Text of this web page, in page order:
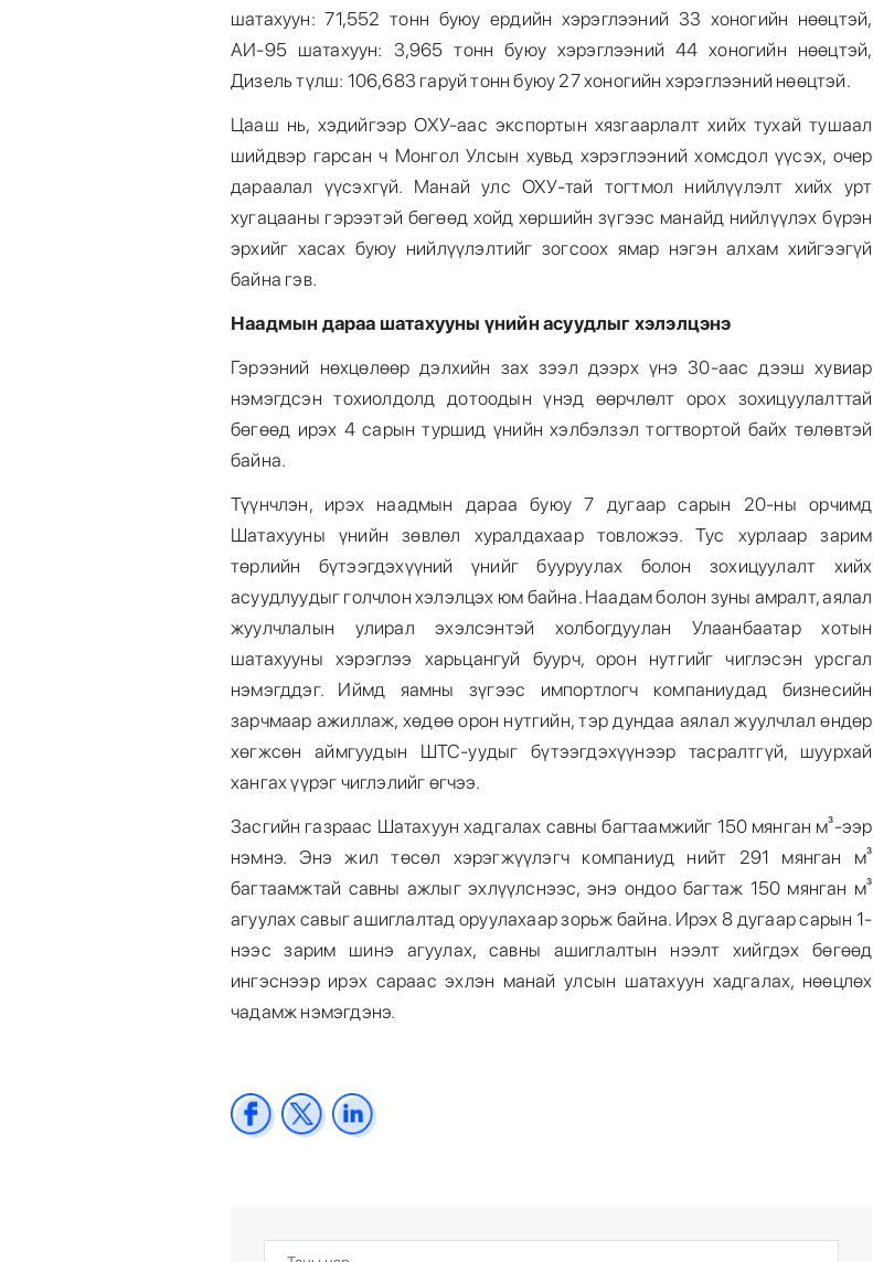
шатахуун: 71,552 тонн буюу ердийн хэрэглээний 33 хоногийн нөөцтэй,
АИ-95 шатахуун: 3,965 тонн буюу хэрэглээний 44 хоногийн нөөцтэй,
Дизель түлш: 106,683 гаруй тонн буюу 27 хоногийн хэрэглээний нөөцтэй.
Цааш нь, хэдийгээр ОХУ-аас экспортын хязгаарлалт хийх тухай тушаал
шийдвэр гарсан ч Монгол Улсын хувьд хэрэглээний хомсдол үүсэх, очер
дараалал үүсэхгүй. Манай улс ОХУ-тай тогтмол нийлүүлэлт хийх урт
хугацааны гэрээтэй бөгөөд хойд хөршийн зүгээс манайд нийлүүлэх бүрэн
эрхийг хасах буюу нийлүүлэлтийг зогсоох ямар нэгэн алхам хийгээгүй
байна гэв.
Наадмын дараа шатахууны үнийн асуудлыг хэлэлцэнэ
Гэрээний нөхцөлөөр дэлхийн зах зээл дээрх үнэ 30-аас дээш хувиар
нэмэгдсэн тохиолдолд дотоодын үнэд өөрчлөлт орох зохицуулалттай
бөгөөд ирэх 4 сарын туршид үнийн хэлбэлзэл тогтвортой байх төлөвтэй
байна.
Түүнчлэн, ирэх наадмын дараа буюу 7 дугаар сарын 20-ны орчимд
Шатахууны үнийн зөвлөл хуралдахаар товложээ. Тус хурлаар зарим
төрлийн бүтээгдэхүүний үнийг бууруулах болон зохицуулалт хийх
асуудлуудыг голчлон хэлэлцэх юм байна. Наадам болон зуны амралт, аялал
жуулчлалын улирал эхэлсэнтэй холбогдуулан Улаанбаатар хотын
шатахууны хэрэглээ харьцангуй буурч, орон нутгийг чиглэсэн урсгал
нэмэгддэг. Иймд яамны зүгээс импортлогч компаниудад бизнесийн
зарчмаар ажиллаж, хөдөө орон нутгийн, тэр дундаа аялал жуулчлал өндөр
хөгжсөн аймгуудын ШТС-уудыг бүтээгдэхүүнээр тасралтгүй, шуурхай
хангах үүрэг чиглэлийг өгчээ.
Засгийн газраас Шатахуун хадгалах савны багтаамжийг 150 мянган м³-ээр
нэмнэ. Энэ жил төсөл хэрэгжүүлэгч компаниуд нийт 291 мянган м³
багтаамжтай савны ажлыг эхлүүлснээс, энэ ондоо багтаж 150 мянган м³
агуулах савыг ашиглалтад оруулахаар зорьж байна. Ирэх 8 дугаар сарын 1-
нээс зарим шинэ агуулах, савны ашиглалтын нээлт хийгдэх бөгөөд
ингэснээр ирэх сараас эхлэн манай улсын шатахуун хадгалах, нөөцлөх
чадамж нэмэгдэнэ.